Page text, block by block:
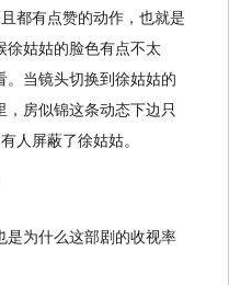
都有点赞的动作，也就是
姑姑的脸色有点不太
当镜头切换到徐姑姑的
房似锦这条动态下边只
人屏蔽了徐姑姑。
是为什么这部剧的收视率